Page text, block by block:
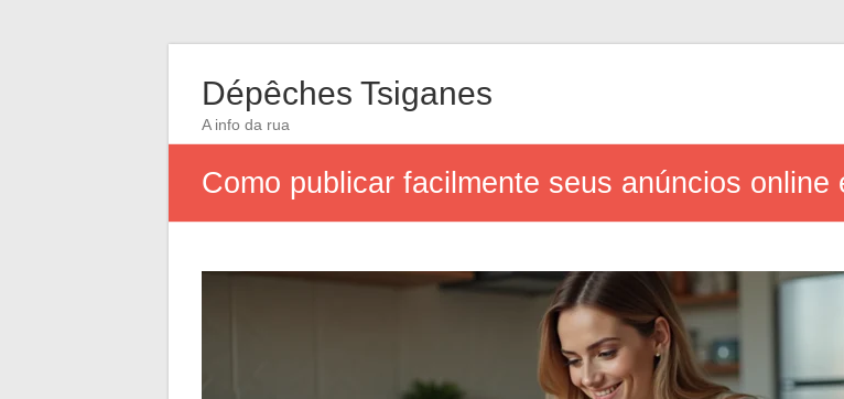
Dépêches Tsiganes
A info da rua
Como publicar facilmente seus anúncios